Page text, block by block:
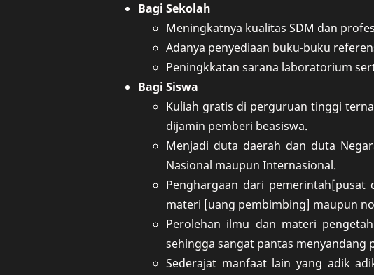
Bagi Sekolah
Meningkatnya kualitas SDM dan
Adanya penyediaan buku-buku
Peningkkatan sarana laboratorium
Bagi Siswa
Kuliah gratis di perguruan tinggi
dijamin pemberi beasiswa.
Menjadi duta daerah dan duta
Nasional maupun Internasional.
Penghargaan dari pemerintah[pusat
materi [uang pembimbing] maupun
Perolehan ilmu dan materi
sehingga sangat pantas menyandang
Sederajat manfaat lain yang adik